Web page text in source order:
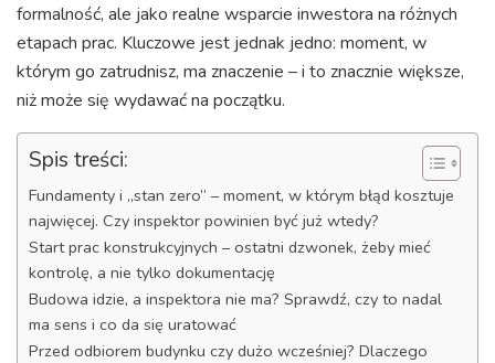
formalność, ale jako realne wsparcie inwestora na różnych
etapach prac. Kluczowe jest jednak jedno: moment, w
którym go zatrudnisz, ma znaczenie – i to znacznie większe,
niż może się wydawać na początku.
Spis treści:
Fundamenty i „stan zero” – moment, w którym błąd kosztuje
najwięcej. Czy inspektor powinien być już wtedy?
Start prac konstrukcyjnych – ostatni dzwonek, żeby mieć
kontrolę, a nie tylko dokumentację
Budowa idzie, a inspektora nie ma? Sprawdź, czy to nadal
ma sens i co da się uratować
Przed odbiorem budynku czy dużo wcześniej? Dlaczego